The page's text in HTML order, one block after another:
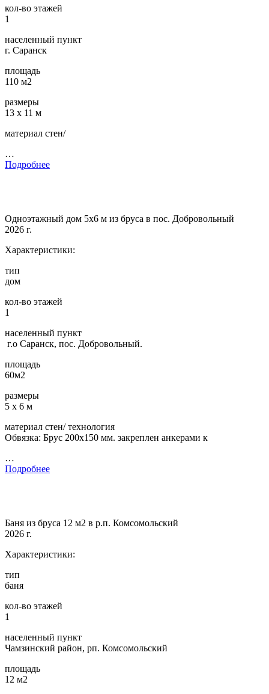
кол-во этажей
1
населенный пункт
г. Саранск
площадь
110 м2
размеры
13 х 11 м
материал стен/
…
Подробнее
Одноэтажный дом 5х6 м из бруса в пос. Добровольный
2026 г.
Характеристики:
тип
дом
кол-во этажей
1
населенный пункт
г.о Саранск, пос. Добровольный.
площадь
60м2
размеры
5 х 6 м
материал стен/ технология
Обвязка: Брус 200х150 мм. закреплен анкерами к
…
Подробнее
Баня из бруса 12 м2 в р.п. Комсомольский
2026 г.
Характеристики:
тип
баня
кол-во этажей
1
населенный пункт
Чамзинский район, рп. Комсомольский
площадь
12 м2